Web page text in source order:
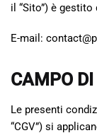
il “Sito”) è gestito
E-mail:
CAMPO
Le presenti
“CGV”) si